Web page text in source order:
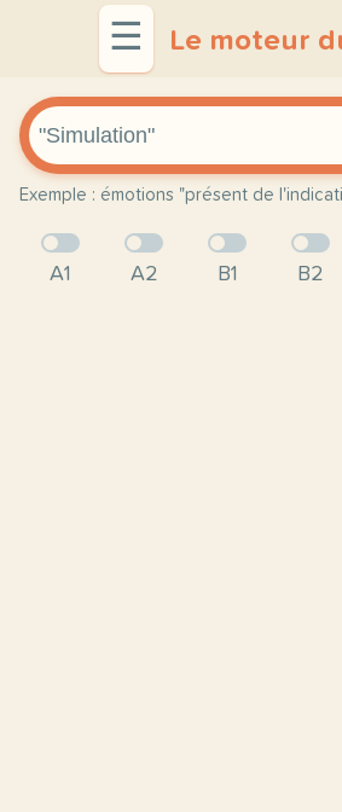
☰ Le moteur
Exemple : émotions "présent de
A1 A2 B1 B2